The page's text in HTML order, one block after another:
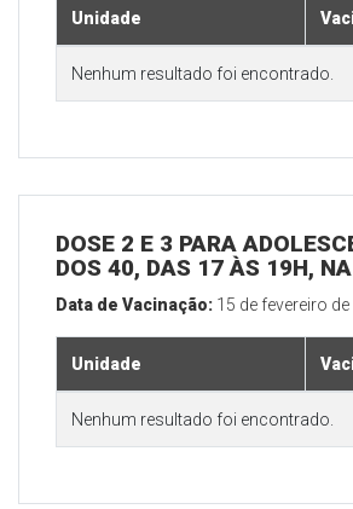
Unidade
Nenhum resultado foi encontrado.
DOSE 2 E 3 PARA
DOS 40, DAS 17 ÀS 19H,
Data de Vacinação: 15 de fevereiro
Unidade
Nenhum resultado foi encontrado.